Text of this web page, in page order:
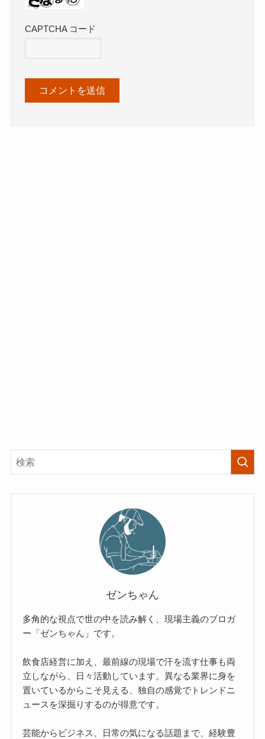
CAPTCHA コード
ゼンちゃん
多角的な視点で世の中を読み解く、現場主義のブロガ
ー「ゼンちゃん」です。
飲食店経営に加え、最前線の現場で汗を流す仕事も両
立しながら、日々活動しています。異なる業界に身を
置いているからこそ見える、独自の感覚でトレンドニ
ュースを深掘りするのが得意です。
芸能からビジネス、日常の気になる話題まで、経験豊